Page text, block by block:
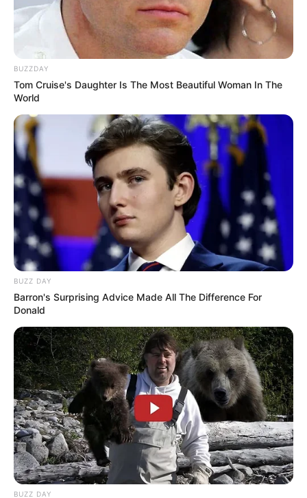
BUZZDAY
Tom Cruise's Daughter Is The Most Beautiful Woman In The
World
BUZZ DAY
Barron's Surprising Advice Made All The Difference For
Donald
BUZZ DAY